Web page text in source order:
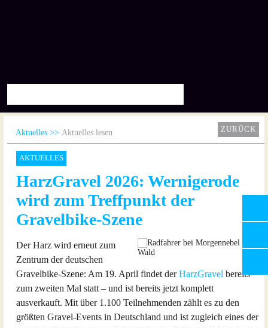
ZURÜCK
Aktuelles Aktuelles lesen
AKTUELLES
HarzGravel 2026: Wernigerode
wird zum Treffpunkt der
Gravelbike-Szene
Der Harz wird erneut zum
Zentrum der deutschen
Gravelbike-Szene: Am 19. April findet derHarzGravel bereits
zum zweiten Mal statt – und ist bereits jetzt komplett
ausverkauft. Mit über 1.100 Teilnehmenden zählt es zu den
größten Gravel-Events in Deutschland und ist zugleich eines der